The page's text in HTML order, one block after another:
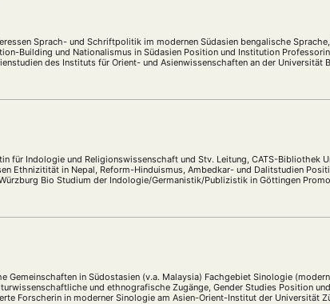
Sprach- und Schriftpolitik im modernen Südasien bengalische
Building und Nationalismus in Südasien Position und Institution
des Instituts für Orient- und Asienwissenschaften an der Universität
für Indologie und Religionswissenschaft und Stv. Leitung, CATS-Bibliothek
Ethnizitität in Nepal, Reform-Hinduismus, Ambedkar- und Dalitstudien
Bio Studium der Indologie/Germanistik/Publizistik in Göttingen
Gemeinschaften in Südostasien (v.a. Malaysia) Fachgebiet Sinologie
und ethnografische Zugänge, Gender Studies Position
Forscherin in moderner Sinologie am Asien-Orient-Institut der Universität